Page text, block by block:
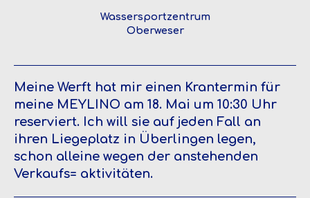
Wassersportzentrum
Oberweser
Meine Werft hat mir einen Krantermin für
meine MEYLINO am 18. Mai um 10:30 Uhr
reserviert. Ich will sie auf jeden Fall an
ihren Liegeplatz in Überlingen legen,
schon alleine wegen der anstehenden
Verkaufs= aktivitäten.